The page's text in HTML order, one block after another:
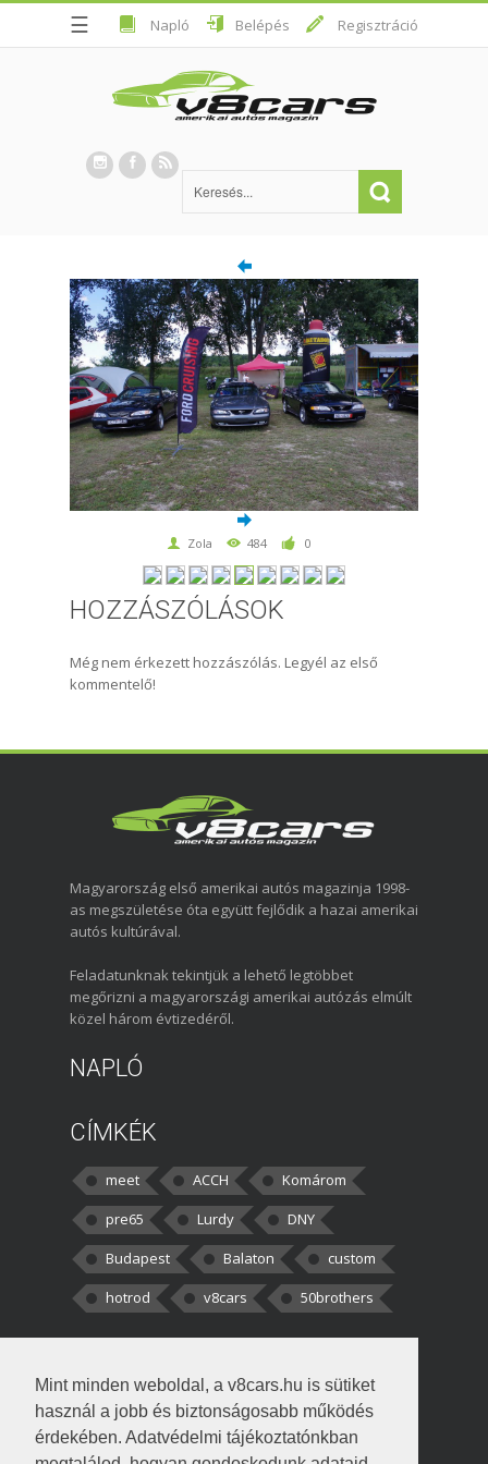
Mint minden weboldal, a v8cars.hu is sütiket
használ a jobb és biztonságosabb működés
érdekében. Adatvédelmi tájékoztatónkban
☰ Napló Belépés Regisztráció
Zola 484 0
HOZZÁSZÓLÁSOK
Még nem érkezett hozzászólás. Legyél az első
kommentelő!
Magyarország első amerikai autós magazinja 1998-
as megszületése óta együtt fejlődik a hazai amerikai
autós kultúrával.
Feladatunknak tekintjük a lehető legtöbbet
megőrizni a magyarországi amerikai autózás elmúlt
közel három évtizedéről.
NAPLÓ
CÍMKÉK
meet ACCH
Komárom
pre65
Lurdy
DNY
Budapest
Balaton
custom
hotrod
v8cars 50brothers
kortisz:Elszúrtam! Én csak két
darabbaal számoltam. Nem tudtam, hogy fél autót,